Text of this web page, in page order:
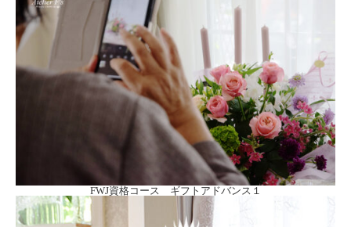
FWJ資格コース ギフトアドバンス１